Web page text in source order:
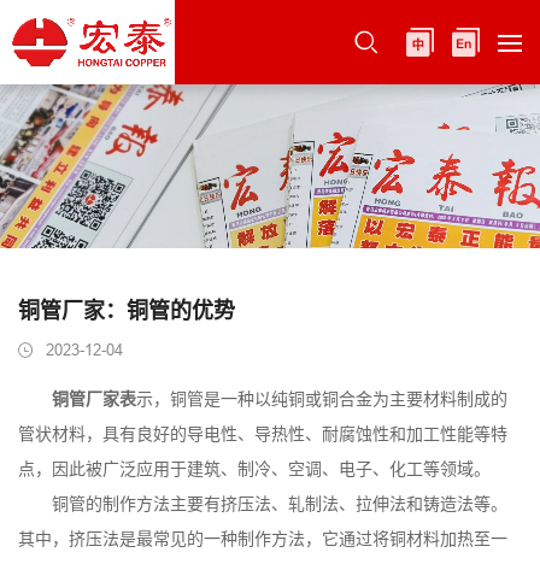
铜管厂家：铜管的优势
2023-12-04
铜管厂家表示，铜管是一种以纯铜或铜合金为主要材料制成的
管状材料，具有良好的导电性、导热性、耐腐蚀性和加工性能等特
点，因此被广泛应用于建筑、制冷、空调、电子、化工等领域。
铜管的制作方法主要有挤压法、轧制法、拉伸法和铸造法等。
其中，挤压法是最常见的一种制作方法，它通过将铜材料加热至一